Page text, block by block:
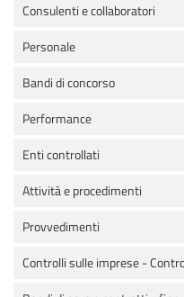
Consulenti e collaboratori
Personale
Bandi di concorso
Performance
Enti controllati
Attività e procedimenti
Provvedimenti
Controlli sulle imprese -